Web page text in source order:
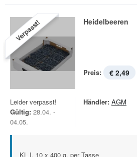
Verpasst! Heidelbeeren
Preis: € 2,49
Leider verpasst!
Gültig: 28.04. -
04.05.
Händler: AGM
KL I, 10 x 400 g, per Tasse